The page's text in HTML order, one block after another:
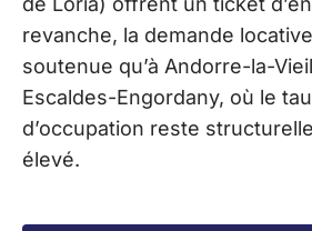
revanche, la demande
soutenue qu’à Andorre-la-
Escaldes-Engordany, où le
d’occupation reste
élevé.